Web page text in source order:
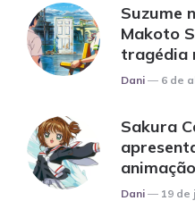
Suzume
Makoto
tragédia
Posted
Dani 6 de
Sakura
animação
Posted
Dani 19 de